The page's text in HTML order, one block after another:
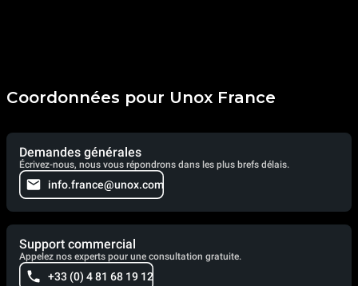
Coordonnées pour Unox France
Demandes générales
Écrivez-nous, nous vous répondrons dans les plus brefs délais.
info.france@unox.com
Support commercial
Appelez nos experts pour une consultation gratuite.
+33 (0) 4 81 68 19 12